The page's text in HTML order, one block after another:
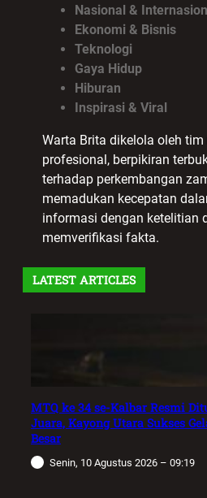
Nasional &
Ekonomi & Bisnis
Teknologi
Gaya Hidup
Hiburan
Inspirasi & Viral
Warta Brita dikelola oleh
profesional, berpikiran
terhadap perkembangan
memadukan kecepatan
informasi dengan ketelitian
memverifikasi fakta.
LATEST ARTICLES
MTQ ke 34 se-Kalbar Resmi
Juara, Kayong Utara Sukses
Besar
Senin, 10 Agustus 2026 – 09:19